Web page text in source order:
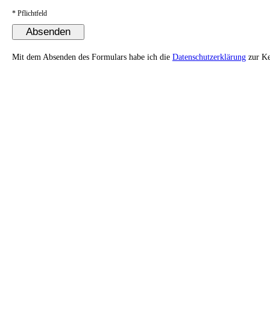
* Pflichtfeld
Mit dem Absenden des Formulars habe ich die Datenschutzerklärung zur